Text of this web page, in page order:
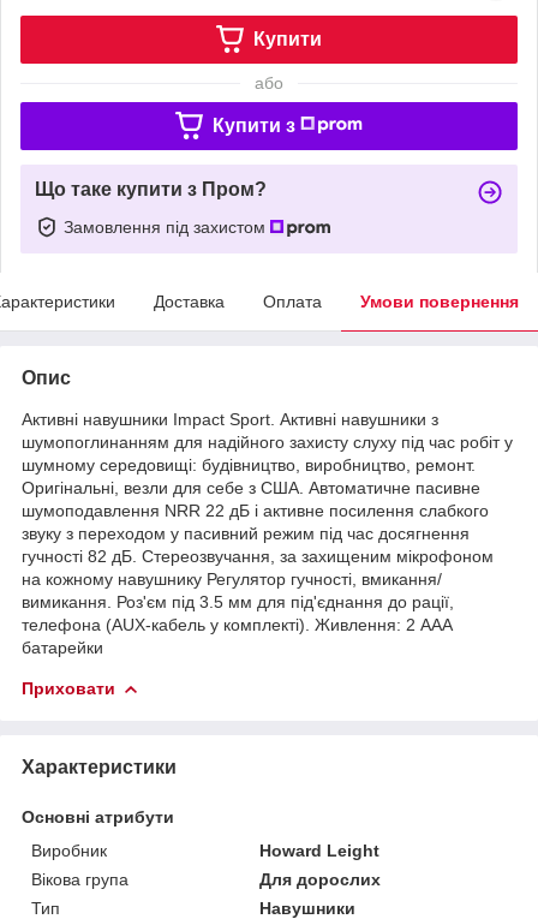
Купити
або
Купити з
Що таке купити з Пром?
Замовлення під захистом
Доставка Оплата Умови повернення
Опис
Активні навушники Impact Sport. Активні навушники з
шумопоглинанням для надійного захисту слуху під час робіт у
шумному середовищі: будівництво, виробництво, ремонт.
Оригінальні, везли для себе з США. Автоматичне пасивне
шумоподавлення NRR 22 дБ і активне посилення слабкого
звуку з переходом у пасивний режим під час досягнення
гучності 82 дБ. Стереозвучання, за захищеним мікрофоном
на кожному навушнику Регулятор гучності, вмикання/
вимикання. Роз'єм під 3.5 мм для під'єднання до рації,
телефона (AUX-кабель у комплекті). Живлення: 2 ААА
батарейки
Приховати
Характеристики
Основні атрибути
Виробник
Howard Leight
Вікова група
Для дорослих
Тип
Навушники